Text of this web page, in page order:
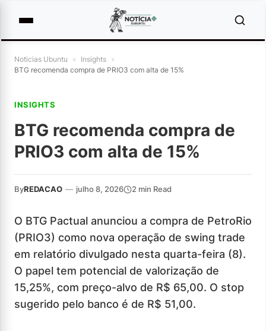
Noticias Ubuntu » Insights »
BTG recomenda compra de PRIO3 com alta de 15%
INSIGHTS
BTG recomenda compra de
PRIO3 com alta de 15%
ByREDACAO — julho 8, 2026 2 min Read
O BTG Pactual anunciou a compra de PetroRio
(PRIO3) como nova operação de swing trade
em relatório divulgado nesta quarta-feira (8).
O papel tem potencial de valorização de
15,25%, com preço-alvo de R$ 65,00. O stop
sugerido pelo banco é de R$ 51,00.